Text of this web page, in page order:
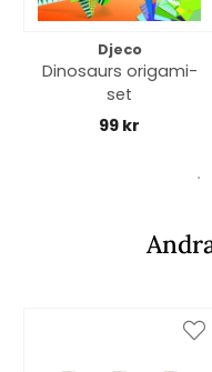
Djeco
Dinosaurs origami-
set
99 kr